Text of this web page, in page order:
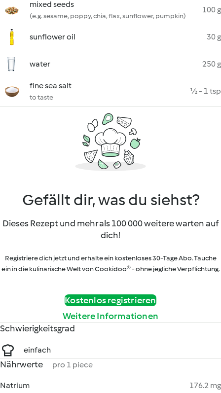
mixed seeds
(e.g. sesame, poppy, chia, flax, sunflower, pumpkin)
100 g
sunflower oil 30 g
water 250 g
fine sea salt
to taste
½ - 1 tsp
Gefällt dir, was du siehst?
Dieses Rezept und mehr als 100 000 weitere warten auf
dich!
Registriere dich jetzt und erhalte ein kostenloses 30-Tage Abo. Tauche
ein in die kulinarische Welt von Cookidoo® - ohne jegliche Verpflichtung.
Kostenlos registrieren
Weitere Informationen
Schwierigkeitsgrad
einfach
Nährwerte pro 1 piece
Natrium
176.2 mg